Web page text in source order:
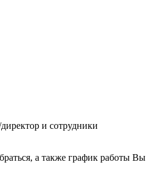
и сотрудники
а также график работы Вы